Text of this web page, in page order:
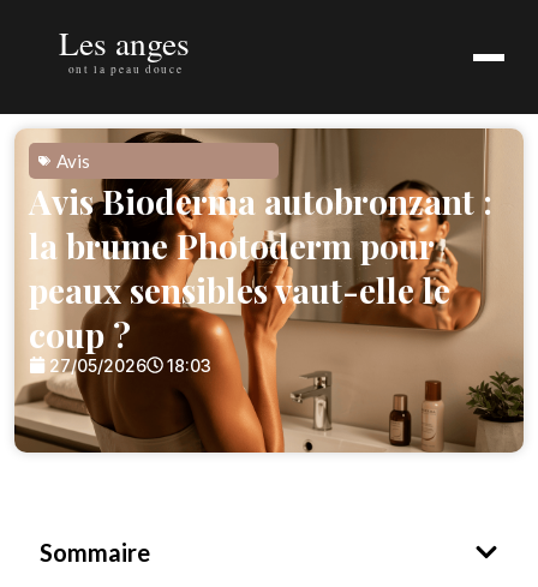
Avis
Avis Bioderma autobronzant :
la brume Photoderm pour
peaux sensibles vaut-elle le
coup ?
27/05/2026 18:03
Sommaire